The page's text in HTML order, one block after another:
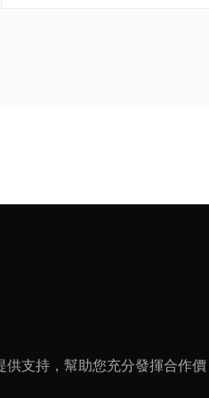
支持，幫助您充分發揮合作價